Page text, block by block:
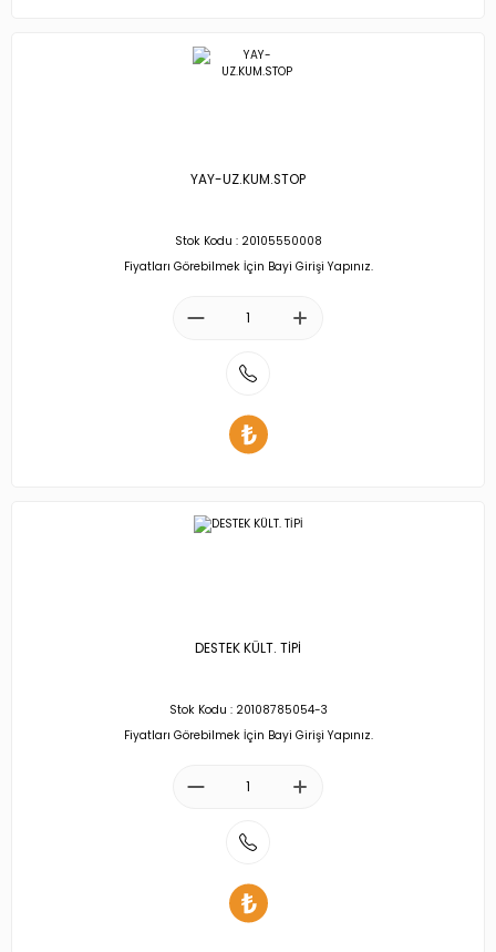
YAY-UZ.KUM.STOP
Stok Kodu : 20105550008
Fiyatları Görebilmek İçin Bayi Girişi Yapınız.
DESTEK KÜLT. TİPİ
Stok Kodu : 20108785054-3
Fiyatları Görebilmek İçin Bayi Girişi Yapınız.